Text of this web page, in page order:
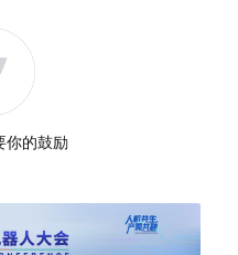
你的鼓励